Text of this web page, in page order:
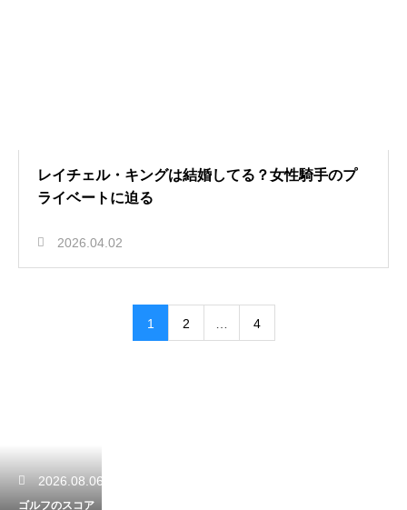
レイチェル・キングは結婚してる？女性騎手のプ
ライベートに迫る
2026.04.02
1 2 4
2026.08.06
ゴルフのスコア